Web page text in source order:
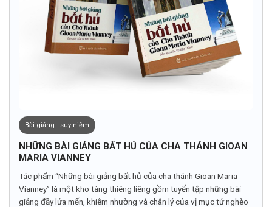
Bài giảng - suy niệm
NHỮNG BÀI GIẢNG BẤT HỦ CỦA CHA THÁNH GIOAN
MARIA VIANNEY
Tác phẩm “Những bài giảng bất hủ của cha thánh Gioan Maria
Vianney” là một kho tàng thiêng liêng gồm tuyển tập những bài
giảng đầy lửa mến, khiêm nhường và chân lý của vị mục tử nghèo